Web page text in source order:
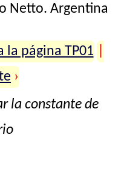
Netto. Argentina
la página TP01
›
la constante de